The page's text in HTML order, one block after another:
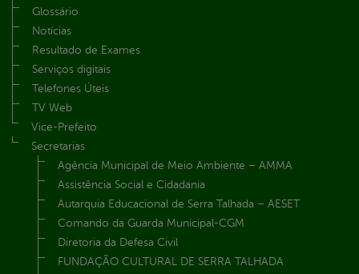
Glossário
Notícias
Resultado de Exames
Serviços digitais
Telefones Úteis
TV Web
Vice-Prefeito
Secretarias
Agência Municipal de Meio Ambiente – AMMA
Assistência Social e Cidadania
Autarquia Educacional de Serra Talhada – AESET
Comando da Guarda Municipal-CGM
Diretoria da Defesa Civil
FUNDAÇÃO CULTURAL DE SERRA TALHADA